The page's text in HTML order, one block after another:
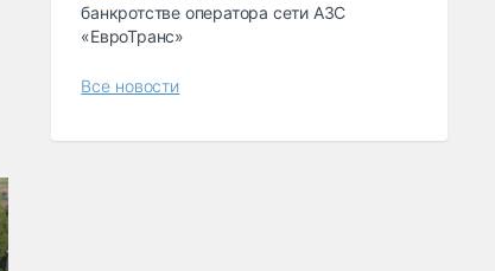
банкротстве оператора сети АЗС
«ЕвроТранс»
Все новости